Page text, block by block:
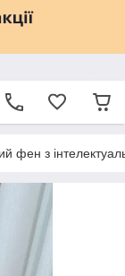
фен з